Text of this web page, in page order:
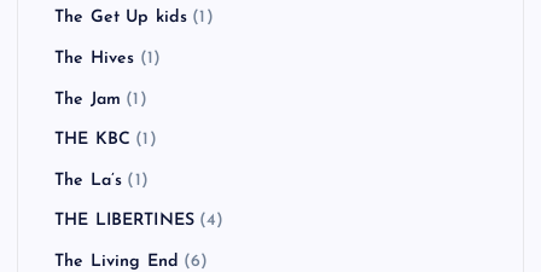
The Get Up kids (1)
The Hives (1)
The Jam (1)
THE KBC (1)
The La’s (1)
THE LIBERTINES (4)
The Living End (6)